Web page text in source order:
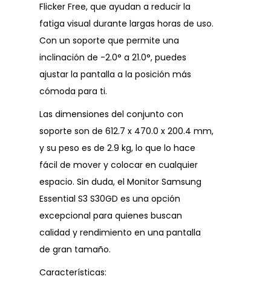
Flicker Free, que ayudan a reducir la
fatiga visual durante largas horas de uso.
Con un soporte que permite una
inclinación de -2.0° a 21.0°, puedes
ajustar la pantalla a la posición más
cómoda para ti.
Las dimensiones del conjunto con
soporte son de 612.7 x 470.0 x 200.4 mm,
y su peso es de 2.9 kg, lo que lo hace
fácil de mover y colocar en cualquier
espacio. Sin duda, el Monitor Samsung
Essential S3 S30GD es una opción
excepcional para quienes buscan
calidad y rendimiento en una pantalla
de gran tamaño.
Características: